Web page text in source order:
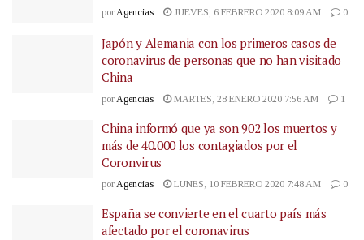
por Agencias JUEVES, 6 FEBRERO 2020 8:09 AM 0
Japón y Alemania con los primeros casos de
coronavirus de personas que no han visitado
China
porAgencias MARTES, 28 ENERO 2020 7:56 AM 1
China informó que ya son 902 los muertos y
más de 40.000 los contagiados por el
Coronvirus
porAgencias LUNES, 10 FEBRERO 2020 7:48 AM 0
España se convierte en el cuarto país más
afectado por el coronavirus